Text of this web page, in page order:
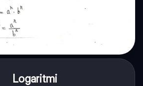
Logaritmi